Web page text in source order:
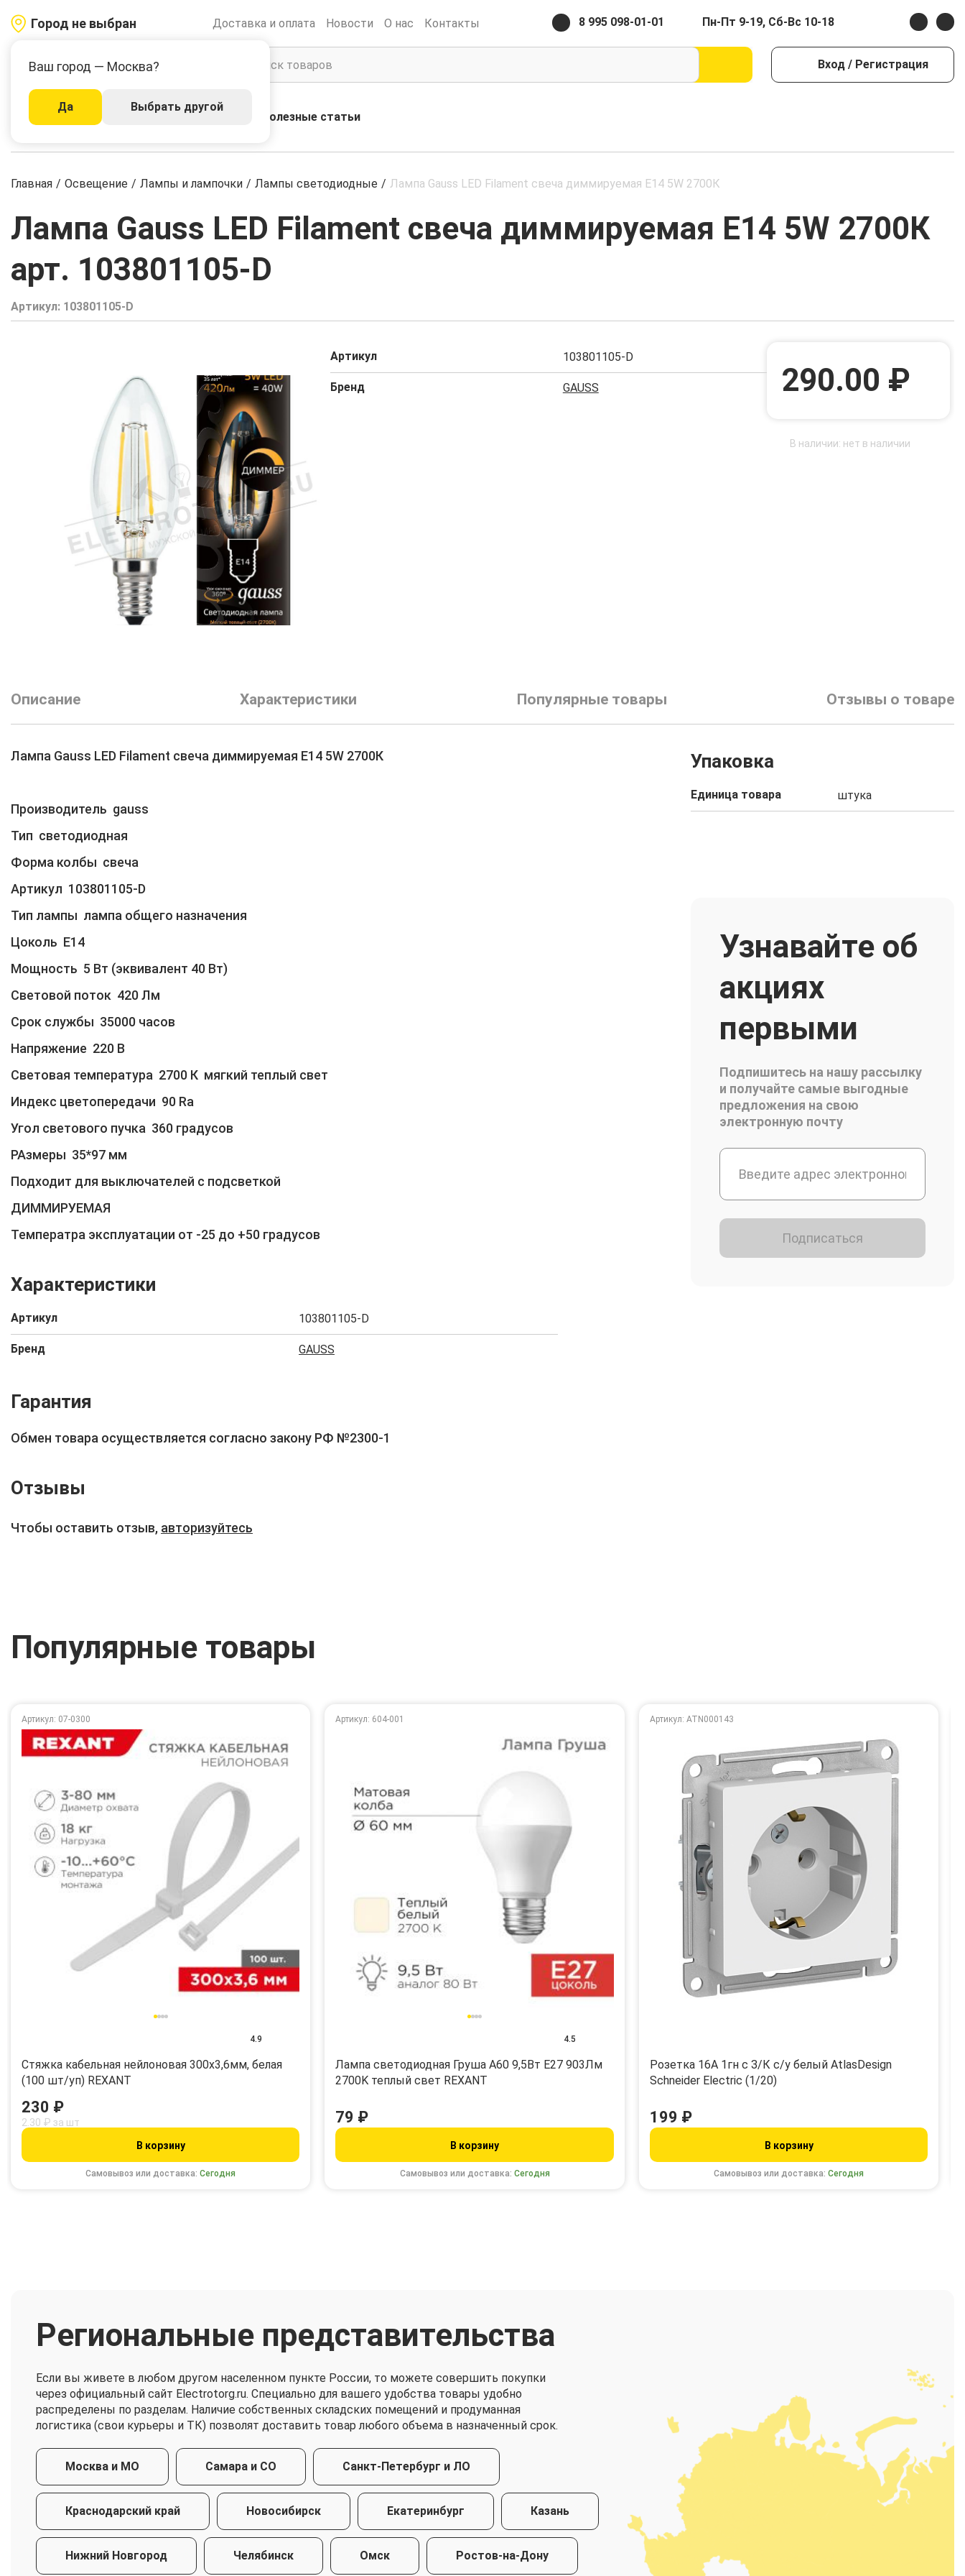
Город не выбран
Ваш город — Москва?
Да Выбрать другой
Доставка и оплата Новости О нас Контакты 8 995 098-01-01 Пн-Пт 9-19, Сб-Вс 10-18
Вход / Регистрация
Каталог Акции Полезные статьи
Главная / Освещение / Лампы и лампочки / Лампы светодиодные / Лампа Gauss LED Filament свеча диммируемая E14 5W 2700К
Лампа Gauss LED Filament свеча диммируемая E14 5W 2700К
арт. 103801105-D
Артикул: 103801105-D
Артикул 103801105-D
Бренд GAUSS 290.00 ₽
В наличии: нет в наличии
Описание Характеристики Популярные товары Отзывы о товаре
Лампа Gauss LED Filament свеча диммируемая E14 5W 2700К
Производитель gauss
Тип светодиодная
Форма колбы свеча
Артикул 103801105-D
Тип лампы лампа общего назначения
Цоколь Е14
Мощность 5 Вт (эквивалент 40 Вт)
Световой поток 420 Лм
Срок службы 35000 часов
Напряжение 220 В
Световая температура 2700 К мягкий теплый свет
Индекс цветопередачи 90 Ra
Угол светового пучка 360 градусов
РАзмеры 35*97 мм
Подходит для выключателей с подсветкой
ДИММИРУЕМАЯ
Температра эксплуатации от -25 до +50 градусов
Характеристики
Артикул 103801105-D
Бренд GAUSS
Гарантия
Обмен товара осуществляется согласно закону РФ №2300-1
Отзывы
Чтобы оставить отзыв, авторизуйтесь
Упаковка
Единица товара штука
Узнавайте об
акциях
первыми
Подпишитесь на нашу рассылку
и получайте самые выгодные
предложения на свою
электронную почту
Подписаться
Популярные товары
Артикул: 07-0300
4.9
Стяжка кабельная нейлоновая 300x3,6мм, белая
(100 шт/уп) REXANT
Самовывоз или доставка:Сегодня
230 ₽
2.30 ₽ за шт
В корзину
Артикул: 604-001
4.5
Лампа светодиодная Груша A60 9,5Вт E27 903Лм
2700K теплый свет REXANT
Самовывоз или доставка: Сегодня
79 ₽
В корзину
Артикул: ATN000143
Розетка 16А 1гн с З/К с/у белый AtlasDesign
Schneider Electric (1/20)
Самовывоз или доставка:Сегодня
199 ₽
В корзину
Региональные представительства
Если вы живете в любом другом населенном пункте России, то можете совершить покупки
через официальный сайт Electrotorg.ru. Специально для вашего удобства товары удобно
распределены по разделам. Наличие собственных складских помещений и продуманная
логистика (свои курьеры и ТК) позволят доставить товар любого объема в назначенный срок.
Москва и МО Самара и СО Санкт-Петербург и ЛО
Краснодарский край Новосибирск Екатеринбург Казань
Нижний Новгород Челябинск Омск Ростов-на-Дону